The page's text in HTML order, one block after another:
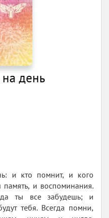
день
и кто помнит, и кого
и воспоминания.
ты все забудешь; и
тебя. Всегда помни,